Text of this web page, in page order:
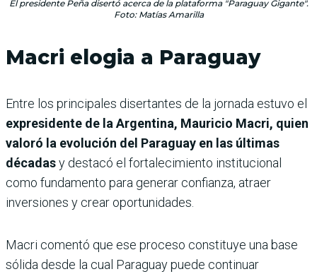
El presidente Peña disertó acerca de la plataforma "Paraguay Gigante".
Foto: Matías Amarilla
Macri elogia a Paraguay
Entre los principales disertantes de la jornada estuvo el
expresidente de la Argentina, Mauricio Macri, quien
valoró la evolución del Paraguay en las últimas
décadasy destacó el fortalecimiento institucional
como fundamento para generar confianza, atraer
inversiones y crear oportunidades.
Macri comentó que ese proceso constituye una base
sólida desde la cual Paraguay puede continuar